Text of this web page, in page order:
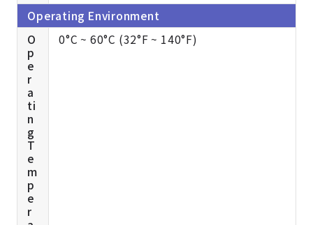
Operating Environment
O
p
e
r
a
ti
n
g
T
e
m
p
e
r
0°C ~ 60°C (32°F ~ 140°F)